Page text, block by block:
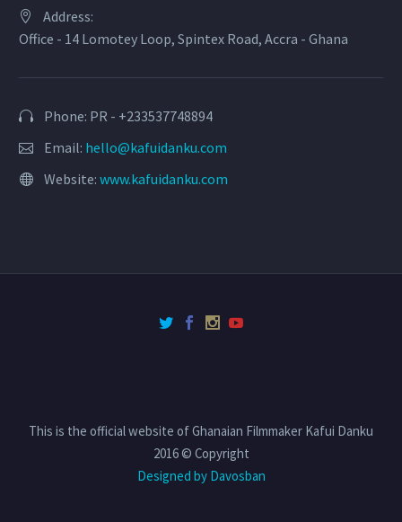
Address:
Office - 14 Lomotey Loop, Spintex Road, Accra - Ghana
Phone: PR - +233537748894
Email: hello@kafuidanku.com
Website: www.kafuidanku.com
This is the official website of Ghanaian Filmmaker Kafui Danku
2016 © Copyright
Designed by Davosban